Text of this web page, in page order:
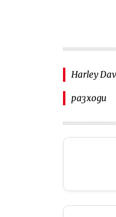
Harley
разходи